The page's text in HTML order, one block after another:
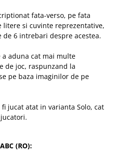
fata-verso, pe fata
si cuvinte reprezentative,
de 6 intrebari despre acestea.
aduna cat mai multe
de joc, raspunzand la
pe baza imaginilor de pe
fi jucat atat in varianta Solo, cat
(RO):